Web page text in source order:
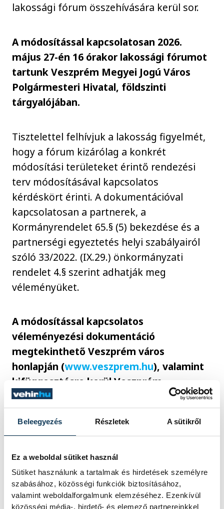
Beleegyezés Részletek A sütikről
Ez a weboldal sütiket használ
Sütiket használunk a tartalmak és hirdetések személyre
szabásához, közösségi funkciók biztosításához,
valamint weboldalforgalmunk elemzéséhez. Ezenkívül
közösségi média-, hirdető- és elemező partnereinkkel
lakossági fórum összehívására kerül sor.
A módosítással kapcsolatosan 2026.
május 27-én 16 órakor lakossági fórumot
tartunk Veszprém Megyei Jogú Város
Polgármesteri Hivatal, földszinti
tárgyalójában.
Tisztelettel felhívjuk a lakosság figyelmét,
hogy a fórum kizárólag a konkrét
módosítási területeket érintő rendezési
terv módosításával kapcsolatos
kérdéskört érinti. A dokumentációval
kapcsolatosan a partnerek, a
Kormányrendelet 65.§ (5) bekezdése és a
partnerségi egyeztetés helyi szabályairól
szóló 33/2022. (IX.29.) önkormányzati
rendelet 4.§ szerint adhatják meg
véleményüket.
A módosítással kapcsolatos
véleményezési dokumentáció
megtekinthető Veszprém város
honlapján (www.veszprem.hu), valamint
kifüggesztésre kerül Veszprém
Polgármesteri Hivatal Aulájában 2026.
május 18-tól 2026. június 2-ig.
írásban tegyék meg Veszprém város
honlapján található partnerségi
egyeztetésről szóló 33/2022.(IX.29.)
önkormányzati rendelet 2. melléklet